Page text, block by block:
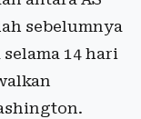
sebelumnya
14 hari